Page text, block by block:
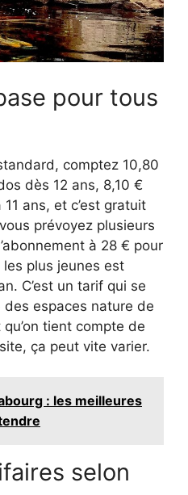
pour tous
comptez 10,80
dès 12 ans, 8,10 €
ans, et c’est gratuit
prévoyez plusieurs
à 28 € pour
plus jeunes est
C’est un tarif qui se
espaces nature de
tient compte de
ça peut vite varier.
: les meilleures
selon